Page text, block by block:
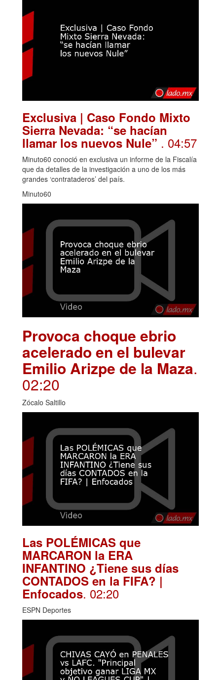
Exclusiva | Caso Fondo Mixto
Sierra Nevada: “se hacían
llamar los nuevos Nule” . 04:57
Minuto60 conoció en exclusiva un informe de la Fiscalía
que da detalles de la investigación a uno de los más
grandes ‘contrataderos’ del país.
Minuto60
Provoca choque ebrio
acelerado en el bulevar
Emilio Arizpe de la Maza.
02:20
Zócalo Saltillo
Las POLÉMICAS que
MARCARON la ERA
INFANTINO ¿Tiene sus días
CONTADOS en la FIFA? |
Enfocados. 02:20
ESPN Deportes